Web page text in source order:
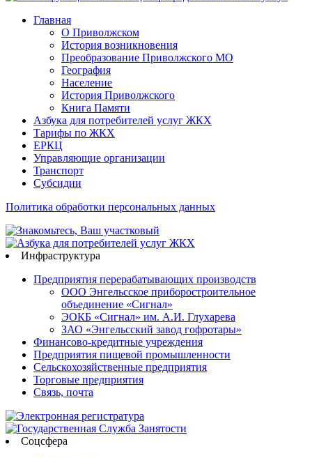
Главная
О Приволжском
История возникновения
Преобразование Приволжского МО
География
Население
История Приволжского
Книга Памяти
Азбука для потребителей услуг ЖКХ
Тарифы по ЖКХ
ЕРКЦ
Управляющие организации
Транспорт
Субсидии
Политика обработки персональных данных
Инфраструктура
Предприятия перерабатывающих производств
ООО Энгельсское приборостроительное
объединение «Сигнал»
ЭОКБ «Сигнал» им. А.И. Глухарева
ЗАО «Энгельсский завод гофротары»
Финансово-кредитные учреждения
Предприятия пищевой промышленности
Сельскохозяйственные предприятия
Торговые предприятия
Связь, почта
Соцсфера